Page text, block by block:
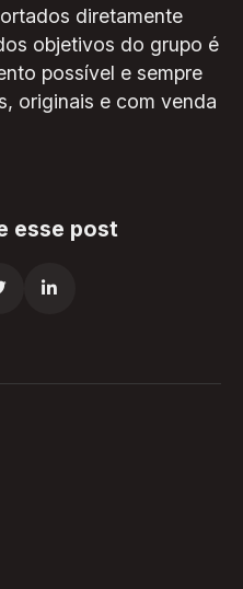
diretamente
objetivos do grupo é
possível e sempre
originais e com venda
esse post
